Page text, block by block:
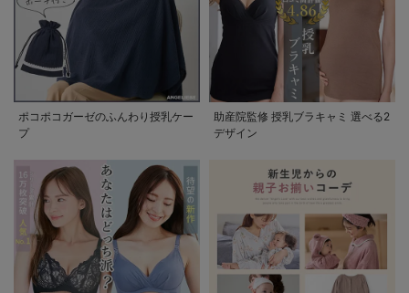
ポコポコガーゼのふんわり授乳ケー
プ
助産院監修 授乳ブラキャミ 選べる2
デザイン